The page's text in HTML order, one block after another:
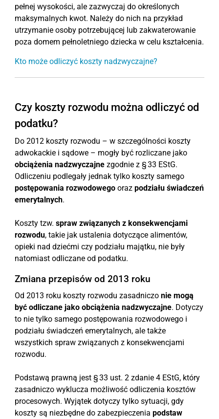
pełnej wysokości, ale zazwyczaj do określonych
maksymalnych kwot. Należy do nich na przykład
utrzymanie osoby potrzebującej lub zakwaterowanie
poza domem pełnoletniego dziecka w celu kształcenia.
Kto może odliczyć koszty nadzwyczajne?
Czy koszty rozwodu można odliczyć od
podatku?
Do 2012 koszty rozwodu – w szczególności koszty
adwokackie i sądowe – mogły być rozliczane jako
obciążenia nadzwyczajne zgodnie z § 33 EStG.
Odliczeniu podlegały jednak tylko koszty samego
postępowania rozwodowego oraz podziału świadczeń
emerytalnych.
Koszty tzw. spraw związanych z konsekwencjami
rozwodu, takie jak ustalenia dotyczące alimentów,
opieki nad dziećmi czy podziału majątku, nie były
natomiast odliczane od podatku.
Zmiana przepisów od 2013 roku
Od 2013 roku koszty rozwodu zasadniczo nie mogą
być odliczane jako obciążenia nadzwyczajne. Dotyczy
to nie tylko samego postępowania rozwodowego i
podziału świadczeń emerytalnych, ale także
wszystkich spraw związanych z konsekwencjami
rozwodu.
Podstawą prawną jest § 33 ust. 2 zdanie 4 EStG, który
zasadniczo wyklucza możliwość odliczenia kosztów
procesowych. Wyjątek dotyczy tylko sytuacji, gdy
koszty są niezbędne do zabezpieczenia podstaw